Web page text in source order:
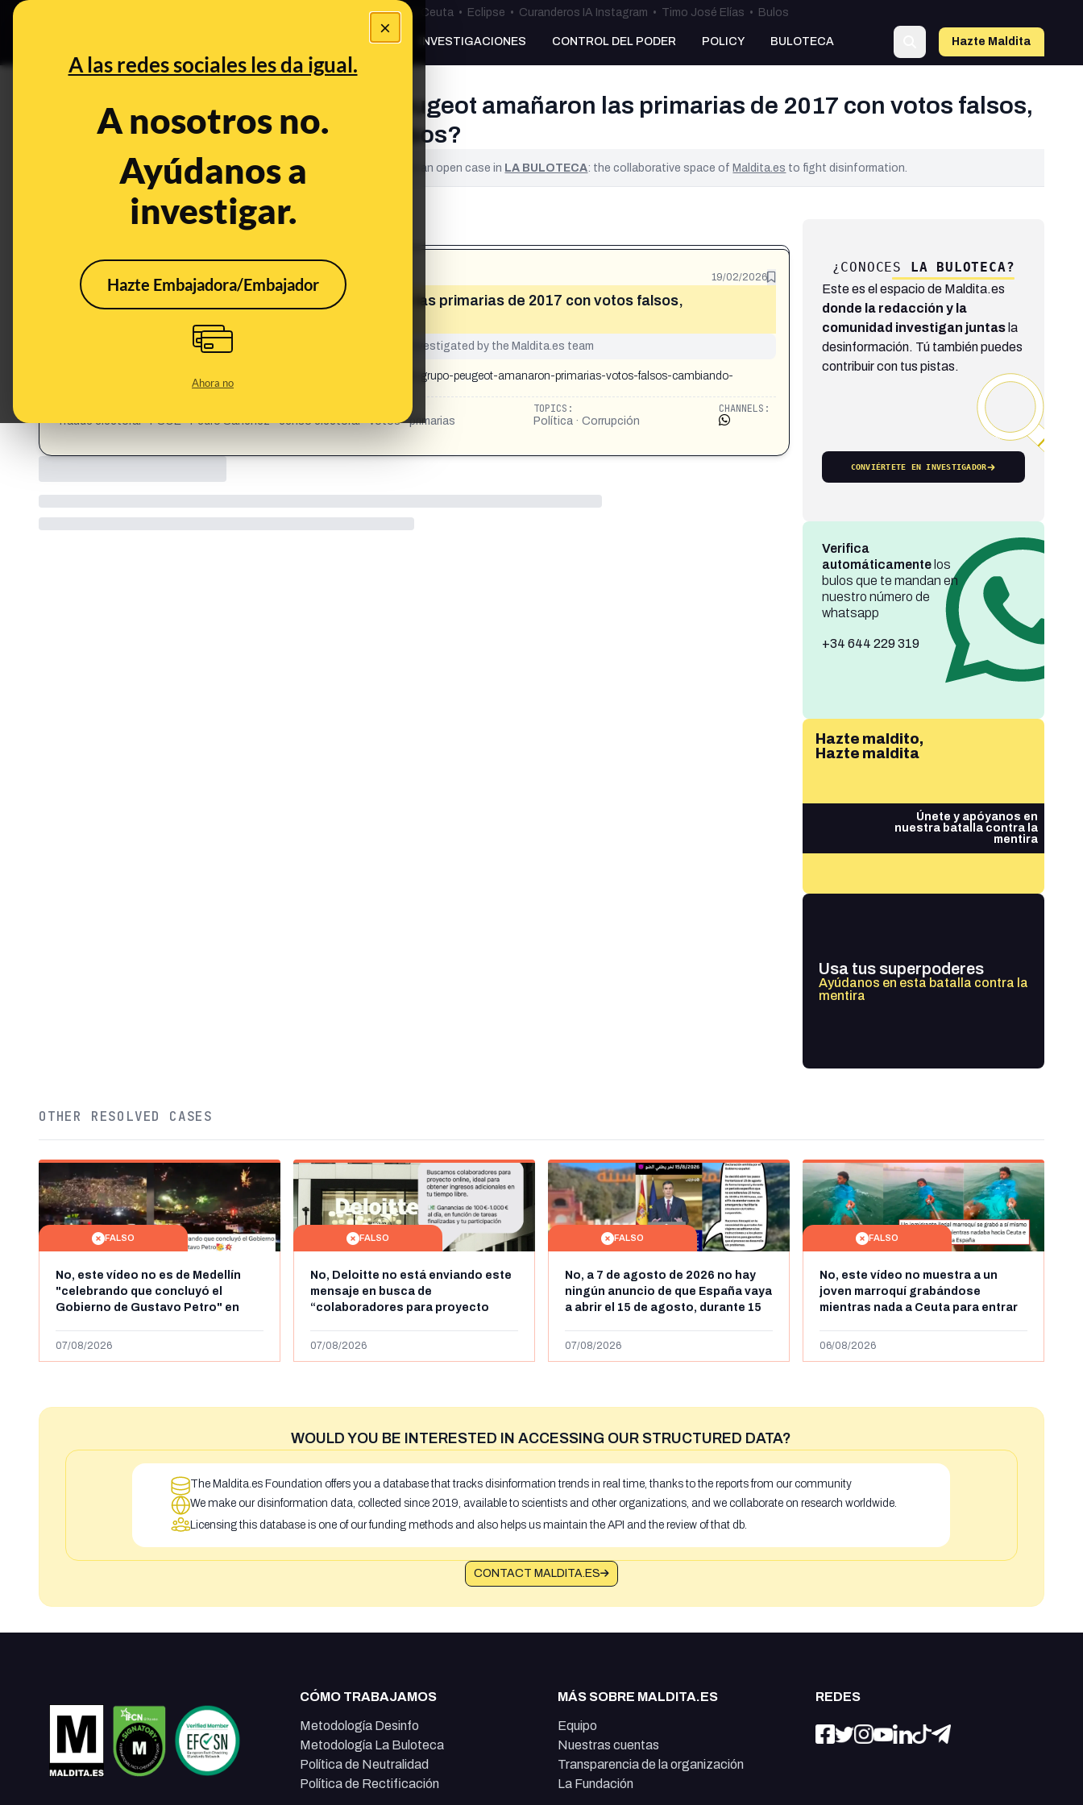
×
A las redes sociales les da igual.
A nosotros no.
Ayúdanos a
investigar.
Hazte Embajadora/Embajador
Ahora no
Especial Ceuta•Bulos Ceuta • Eclipse • Curanderos IA Instagram • Timo José Elías • Bulos
PREBUNKING INVESTIGACIONES CONTROL DEL PODER POLICY BULOTECA Hazte Maldita
¿Pedro Sánchez y el grupo del Peugeot amañaron las primarias de 2017 con votos falsos,
cambiando actas y alterando censos?
This content has NOT yet been verified. It is an open case in LA BULOTECA: the collaborative space ofMaldita.es to fight disinformation.
What's being said: 19/02/2026
«Pedro Sánchez y el grupo del Peugeot amañaron las primarias de 2017 con votos falsos,
This content has not yet been investigated by the Maldita.es team
https://www.elespanol.com/espana/20260217/mete-rumanos-sanchez-grupo-peugeot-amanaron-primarias-votos-falsos-cambiando-
actas-alterando-censos/1003744133612_0.html
fraude electoral · PSOE · Pedro Sánchez · censo electoral · votos · primarias
TOPICS:
Política · Corrupción
CHANNELS:
¿CONOCES LA BULOTECA?
Este es el espacio de Maldita.es
donde la redacción y la
comunidad investigan juntasla
desinformación. Tú también puedes
contribuir con tus pistas.
CONVIÉRTETE EN INVESTIGADOR
Verifica
automáticamentelos
bulos que te mandan en
nuestro número de
whatsapp
+34 644 229 319
Hazte maldito,
Hazte maldita
Únete y apóyanos en
nuestra batalla contra la
mentira
Usa tus superpoderes
Ayúdanos en esta batalla contra la
mentira
OTHER RESOLVED CASES
FALSO
No, este vídeo no es de Medellín
"celebrando que concluyó el
Gobierno de Gustavo Petro" en
de 2024
07/08/2026
FALSO
No, Deloitte no está enviando este
mensaje en busca de
“colaboradores para proyecto
1.000 euros al día: es un timo
07/08/2026
FALSO
No, a 7 de agosto de 2026 no hay
ningún anuncio de que España vaya
a abrir el 15 de agosto, durante 15
y Ceuta
07/08/2026
FALSO
No, este vídeo no muestra a un
joven marroquí grabándose
mientras nada a Ceuta para entrar
más de 450km de Ceuta y el autor lo
06/08/2026
WOULD YOU BE INTERESTED IN ACCESSING OUR STRUCTURED DATA?
The Maldita.es Foundation offers you a database that tracks disinformation trends in real time, thanks to the reports from our community
We make our disinformation data, collected since 2019, available to scientists and other organizations, and we collaborate on research worldwide.
Licensing this database is one of our funding methods and also helps us maintain the API and the review of that db.
CONTACT MALDITA.ES
CÓMO TRABAJAMOS
Metodología Desinfo
Metodología La Buloteca
Política de Neutralidad
Política de Rectificación
MÁS SOBRE MALDITA.ES
Equipo
Nuestras cuentas
Transparencia de la organización
La Fundación
REDES